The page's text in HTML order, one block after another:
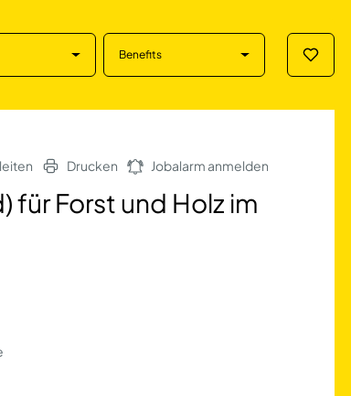
Benefits
und
Drucken Jobalarm anmelden
für Forst und Holz im